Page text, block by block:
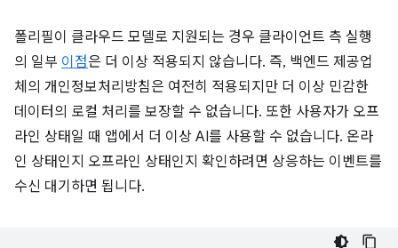
폴리필이 클라우드 모델로 지원되는 경우 클라이언트 측 실행
의 일부 이점은 더 이상 적용되지 않습니다. 즉, 백엔드 제공업
체의 개인정보처리방침은 여전히 적용되지만 더 이상 민감한
데이터의 로컬 처리를 보장할 수 없습니다. 또한 사용자가 오프
라인 상태일 때 앱에서 더 이상 AI를 사용할 수 없습니다. 온라
인 상태인지 오프라인 상태인지 확인하려면 상응하는 이벤트를
수신 대기하면 됩니다.